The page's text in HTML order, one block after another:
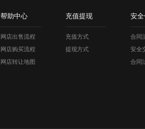
帮助中心
网店出售流程
网店购买流程
网店转让地图
充值提现
充值方式
提现方式
安
合同
安全
合同